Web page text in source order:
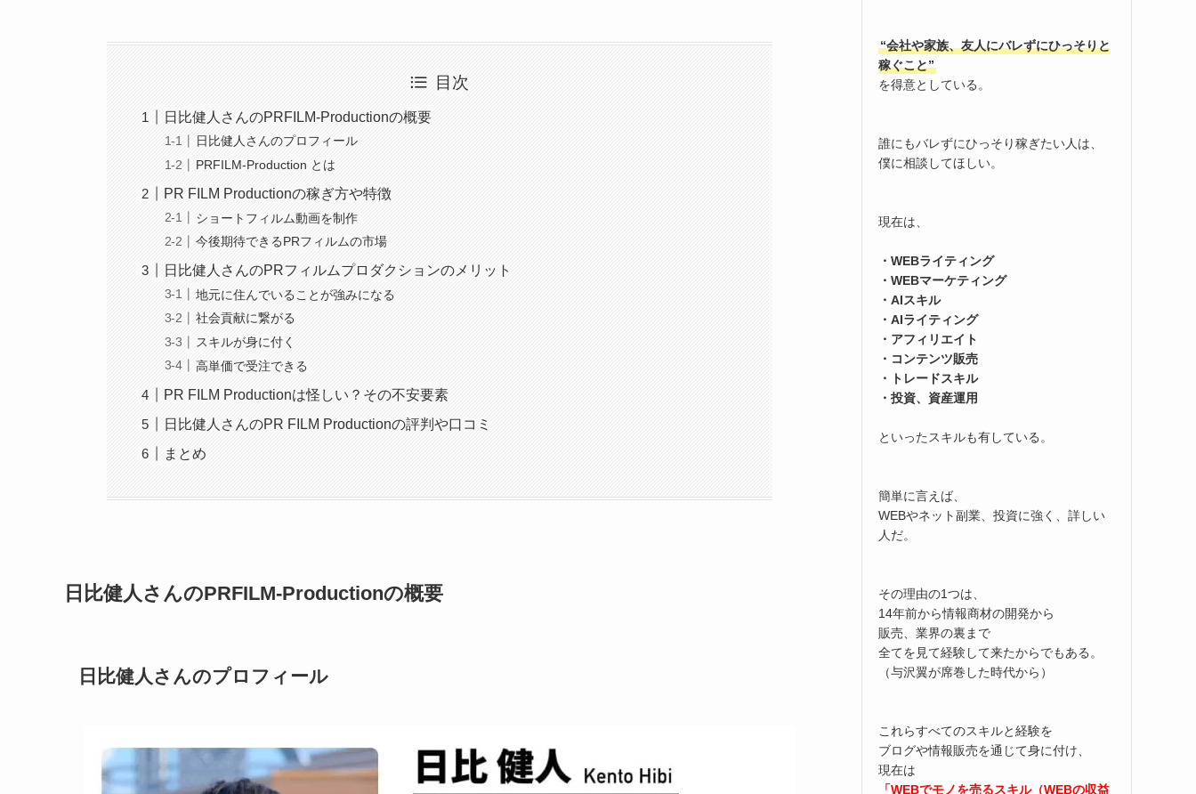
目次
日比健人さんのPRFILM-Productionの概要
日比健人さんのプロフィール
PRFILM-Production とは
PR FILM Productionの稼ぎ方や特徴
ショートフィルム動画を制作
今後期待できるPRフィルムの市場
日比健人さんのPRフィルムプロダクションのメリット
地元に住んでいることが強みになる
社会貢献に繋がる
スキルが身に付く
高単価で受注できる
PR FILM Productionは怪しい？その不安要素
日比健人さんのPR FILM Productionの評判や口コミ
まとめ
日比健人さんのPRFILM-Productionの概要
日比健人さんのプロフィール
“会社や家族、友人にバレずにひっそりと
稼ぐこと”
を得意としている。
誰にもバレずにひっそり稼ぎたい人は、
僕に相談してほしい。
現在は、
・WEBライティング
・WEBマーケティング
・AIスキル
・AIライティング
・アフィリエイト
・コンテンツ販売
・トレードスキル
・投資、資産運用
といったスキルも有している。
簡単に言えば、
WEBやネット副業、投資に強く、詳しい
人だ。
その理由の1つは、
14年前から情報商材の開発から
販売、業界の裏まで
全てを見て経験して来たからでもある。
（与沢翼が席巻した時代から）
これらすべてのスキルと経験を
ブログや情報販売を通じて身に付け、
現在は
「WEBでモノを売るスキル（WEBの収益